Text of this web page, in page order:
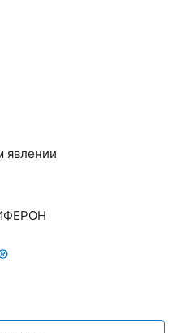
явлении